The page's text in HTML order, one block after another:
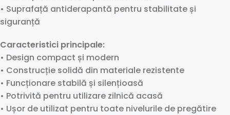
• Suprafață antiderapantă pentru stabilitate și
siguranță
Caracteristici principale:
• Design compact și modern
• Construcție solidă din materiale rezistente
• Funcționare stabilă și silențioasă
• Potrivită pentru utilizare zilnică acasă
• Ușor de utilizat pentru toate nivelurile de pregătire